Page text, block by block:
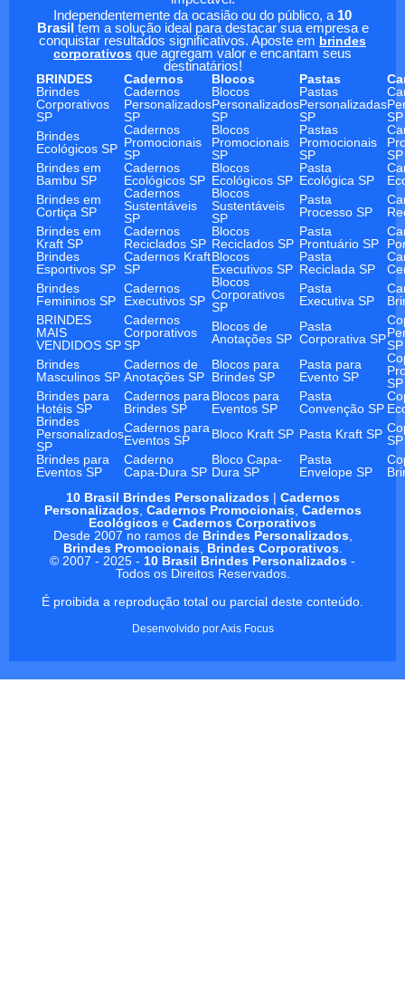
Independentemente da ocasião ou do público, a 10
Brasil tem a solução ideal para destacar sua empresa e
conquistar resultados significativos. Aposte em brindes
corporativos que agregam valor e encantam seus
destinatários!
BRINDES
Cadernos Blocos Pastas
Brindes
Corporativos
SP
Cadernos
Personalizados
SP
Blocos
Personalizados
SP
Pastas
Personalizadas
SP
SP
Brindes
Ecológicos SP
Cadernos
Promocionais
SP
Blocos
Promocionais
SP
Pastas
Promocionais
SP
SP
Brindes em
Bambu SP
Cadernos
Ecológicos SP
Blocos
Ecológicos SP
Pasta
Ecológica SP
Brindes em
Cortiça SP
Cadernos
Sustentáveis
SP
Blocos
Sustentáveis
SP
Pasta
Processo SP
Brindes em
Kraft SP
Cadernos
Reciclados SP
Blocos
Reciclados SP
Pasta
Prontuário SP
Brindes
Esportivos SP
Cadernos Kraft
SP
Blocos
Executivos SP
Pasta
Reciclada SP
Brindes
Femininos SP
Cadernos
Executivos SP
Blocos
Corporativos
SP
Pasta
Executiva SP
BRINDES
MAIS
VENDIDOS SP
Cadernos
Corporativos
SP
Blocos de
Anotações SP
Pasta
Corporativa SPSP
Brindes
Masculinos SP
Cadernos de
Anotações SP
Blocos para
Brindes SP
Pasta para
Evento SP
SP
Brindes para
Hotéis SP
Cadernos para
Brindes SP
Blocos para
Eventos SP
Pasta
Convenção SP
Brindes
Personalizados
SP
Cadernos para
Eventos SP
Bloco Kraft SP Pasta Kraft SP SP
Brindes para
Eventos SP
Caderno
Capa-Dura SP
Bloco Capa-
Dura SP
Pasta
Envelope SP
10 Brasil Brindes Personalizados| Cadernos
Personalizados, Cadernos Promocionais, Cadernos
Ecológicos e Cadernos Corporativos
Desde 2007 no ramos de Brindes Personalizados,
Brindes Promocionais, Brindes Corporativos.
© 2007 - 2025 - 10 Brasil Brindes Personalizados -
Todos os Direitos Reservados.
É proibida a reprodução total ou parcial deste conteúdo.
Desenvolvido porAxis Focus